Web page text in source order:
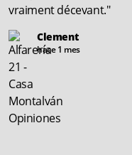
vraiment décevant."
Clement
hace 1 mes